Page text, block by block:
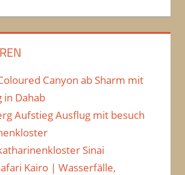
Canyon ab Sharm mit
in Dahab
Aufstieg Ausflug mit besuch
Sinai
Kairo | Wasserfälle,